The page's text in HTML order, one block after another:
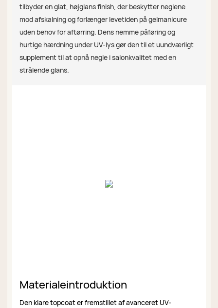
tilbyder en glat, højglans finish, der beskytter neglene
mod afskalning og forlænger levetiden på gelmanicure
uden behov for aftørring. Dens nemme påføring og
hurtige hærdning under UV-lys gør den til et uundværligt
supplement til at opnå negle i salonkvalitet med en
strålende glans.
Materialeintroduktion
Den klare topcoat er fremstillet af avanceret UV-